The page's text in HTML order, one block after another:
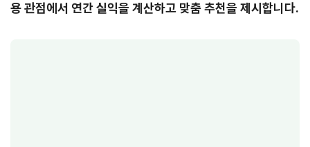
용 관점에서 연간 실익을 계산하고 맞춤 추천을 제시합니다.